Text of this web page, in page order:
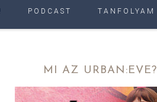
PODCAST TANFOLYAM
MI AZ URBAN:EVE?